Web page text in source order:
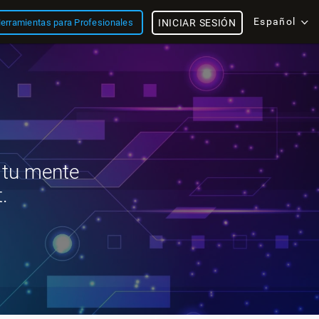
para Profesionales Español
INICIAR SESIÓN
mente